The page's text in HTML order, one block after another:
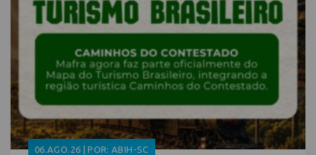
06.AGO.26 | POR: ABIH-SC